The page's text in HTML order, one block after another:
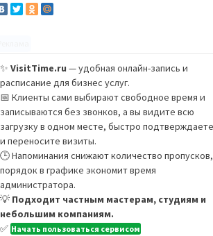
✨ VisitTime.ru — удобная онлайн-запись и
расписание для бизнес услуг.
📅 Клиенты сами выбирают свободное время и
записываются без звонков, а вы видите всю
загрузку в одном месте, быстро подтверждаете
и переносите визиты.
🕒 Напоминания снижают количество
порядок в графике экономит время
администратора.
💡 Подходит частным мастерам, студиям и
небольшим компаниям.
✅ Начать пользоваться сервисом